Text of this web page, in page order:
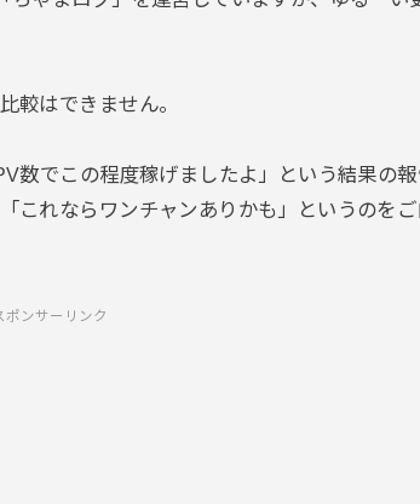
較はできません。
数でこの程度稼げましたよ」という結果の
これならワンチャンありかも」というのをご
ポンサーリンク